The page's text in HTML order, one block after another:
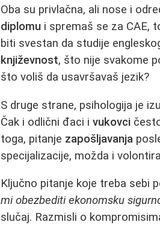
Oba su privlačna, ali nose i
diplomu i spremaš se za CAE,
biti svestan da studije
književnost, što nije svakome
što voliš da usavršavaš jezik?
S druge strane, psihologija je
Čak i odlični đaci ivukovci
toga, pitanje zapošljavanja
specijalizacije, možda i
Ključno pitanje koje treba sebi
mi obezbediti ekonomsku
slučaj. Razmisli o